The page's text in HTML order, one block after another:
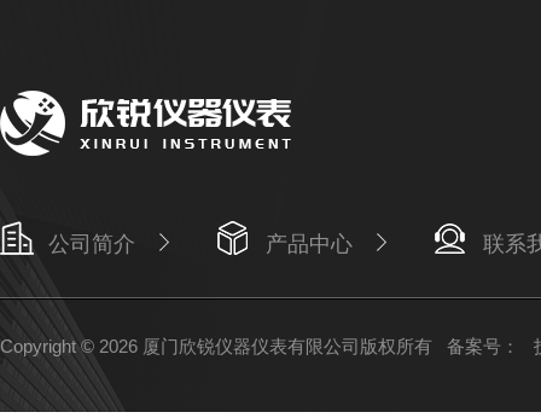
公司简介 产品中心 联系
Copyright © 2026 厦门欣锐仪器仪表有限公司版权所有 备案号：